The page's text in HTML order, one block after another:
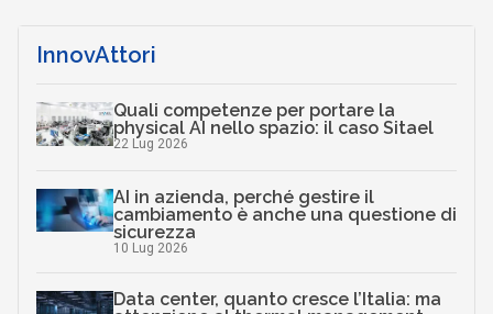
InnovAttori
Quali competenze per portare la
physical AI nello spazio: il caso Sitael
22 Lug 2026
AI in azienda, perché gestire il
cambiamento è anche una questione di
sicurezza
10 Lug 2026
Data center, quanto cresce l’Italia: ma